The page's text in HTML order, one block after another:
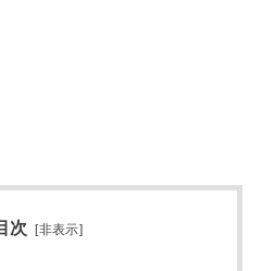
次 [非表示]